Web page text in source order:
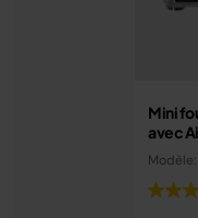
Mini
avec
Modèle: